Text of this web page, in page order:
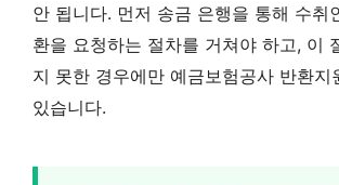
안 됩니다. 먼저 송금 은행을 통해 수취
환을 요청하는 절차를 거쳐야 하고, 이
지 못한 경우에만 예금보험공사 반환지
있습니다.